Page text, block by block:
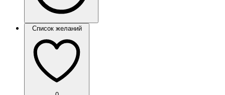
Список желаний